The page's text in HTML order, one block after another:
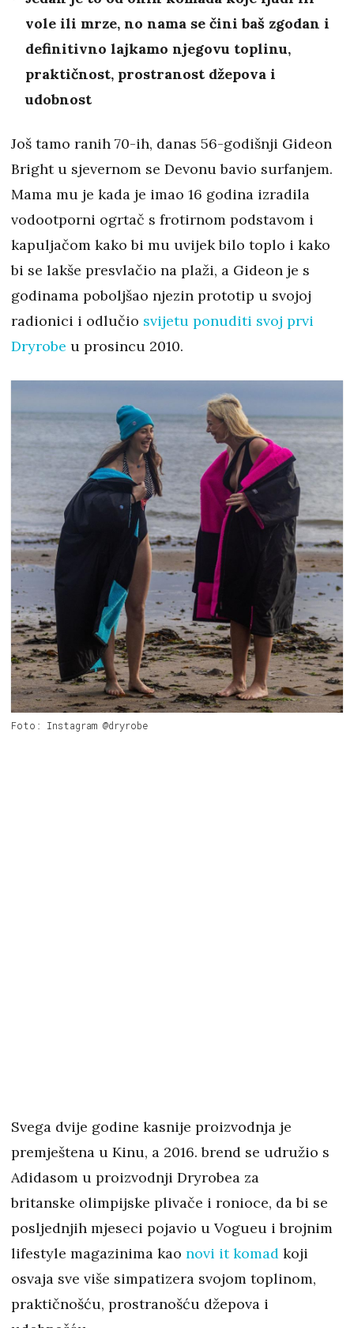
vole ili mrze, no nama se čini baš zgodan i
definitivno lajkamo njegovu toplinu,
praktičnost, prostranost džepova i
udobnost
Još tamo ranih 70-ih, danas 56-godišnji Gideon
Bright u sjevernom se Devonu bavio surfanjem.
Mama mu je kada je imao 16 godina izradila
vodootporni ogrtač s frotirnom podstavom i
kapuljačom kako bi mu uvijek bilo toplo i kako
bi se lakše presvlačio na plaži, a Gideon je s
godinama poboljšao njezin prototip u svojoj
radionici i odlučio svijetu ponuditi svoj prvi
Dryrobe u prosincu 2010.
Foto: Instagram @dryrobe
Svega dvije godine kasnije proizvodnja je
premještena u Kinu, a 2016. brend se udružio s
Adidasom u proizvodnji Dryrobea za
britanske olimpijske plivače i ronioce, da bi se
posljednjih mjeseci pojavio u Vogueu i brojnim
lifestyle magazinima kao novi it komad koji
osvaja sve više simpatizera svojom toplinom,
praktičnošću, prostranošću džepova i